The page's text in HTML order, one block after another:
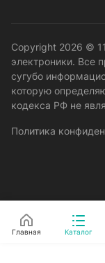
Copyright 2026 ©
электроники. Все
сугубо
которую
кодекса РФ не
Политика
Главная Каталог